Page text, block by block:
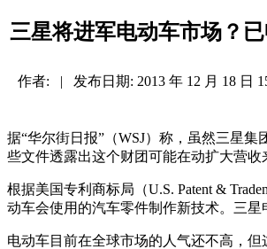
三星将进军电动车市场？
作者: | 发布日期: 2013 年 12 月 18 日
据“华尔街日报”（WSJ）称，虽然三星
些文件透露出这个财团可能在动扩大营收
根据美国专利商标局（U.S. Patent &
动车会使用的汽车零件制作新技术。三
电动车目前在全球市场的人气还不高，